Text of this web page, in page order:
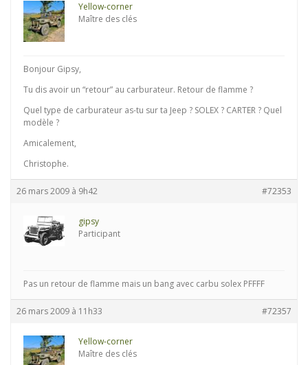
Yellow-corner
Maître des clés
Bonjour Gipsy,
Tu dis avoir un “retour” au carburateur. Retour de flamme ?
Quel type de carburateur as-tu sur ta Jeep ? SOLEX ? CARTER ? Quel
modèle ?
Amicalement,
Christophe.
26 mars 2009 à 9h42 #72353
gipsy
Participant
Pas un retour de flamme mais un bang avec carbu solex PFFFF
26 mars 2009 à 11h33 #72357
Yellow-corner
Maître des clés